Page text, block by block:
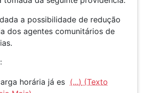
a possibilidade de redução
dos agentes comunitários de
horária já es (...)